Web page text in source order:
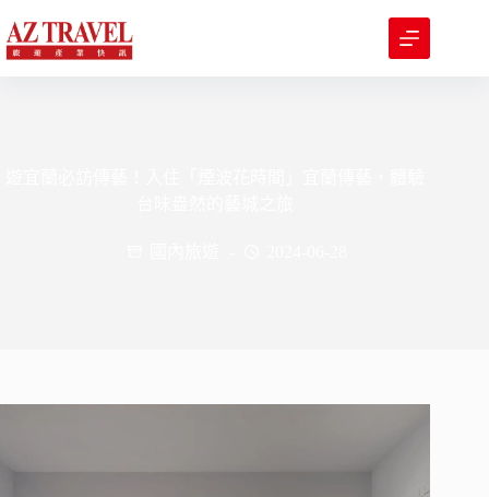
至
主